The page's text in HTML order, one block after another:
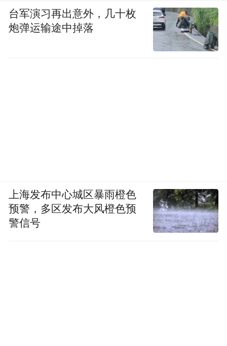
台军演习再出意外，几十枚
炮弹运输途中掉落
上海发布中心城区暴雨橙色
预警，多区发布大风橙色预
警信号